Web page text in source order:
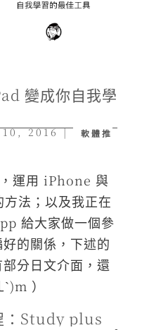
變成你自我學
10, 2016|
軟體推
運用 iPhone 與
法；以及我正在
給大家做一個參
的關係，下述的
分日文介面，還
）
：Study plus